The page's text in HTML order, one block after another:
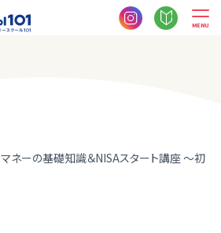
MENU
マネーの基礎知識＆NISAスタート講座 ～初